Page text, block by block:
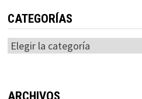
CATEGORÍAS
Categorías
ARCHIVOS